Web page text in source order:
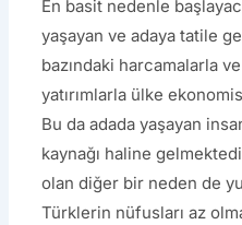
En basit nedenle
yaşayan ve adaya tatile
bazındaki harcamalarla
yatırımlarla ülke
Bu da adada yaşayan
kaynağı haline
olan diğer bir neden de
Türklerin nüfusları az